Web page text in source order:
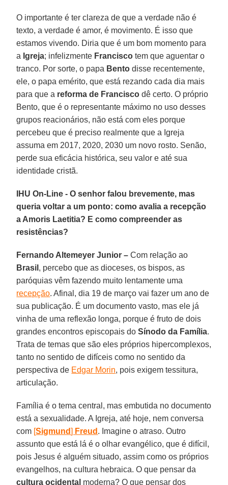
O importante é ter clareza de que a verdade não é
texto, a verdade é amor, é movimento. É isso que
estamos vivendo. Diria que é um bom momento para
a Igreja; infelizmente Francisco tem que aguentar o
tranco. Por sorte, o papa Bento disse recentemente,
ele, o papa emérito, que está rezando cada dia mais
para que a reforma de Francisco dê certo. O próprio
Bento, que é o representante máximo no uso desses
grupos reacionários, não está com eles porque
percebeu que é preciso realmente que a Igreja
assuma em 2017, 2020, 2030 um novo rosto. Senão,
perde sua eficácia histórica, seu valor e até sua
identidade cristã.
IHU On-Line - O senhor falou brevemente, mas
queria voltar a um ponto: como avalia a recepção
a Amoris Laetitia? E como compreender as
resistências?
Fernando Altemeyer Junior – Com relação ao
Brasil , percebo que as dioceses, os bispos, as
paróquias vêm fazendo muito lentamente uma
recepção. Afinal, dia 19 de março vai fazer um ano de
sua publicação. É um documento vasto, mas ele já
vinha de uma reflexão longa, porque é fruto de dois
grandes encontros episcopais do Sínodo da Família.
Trata de temas que são eles próprios hipercomplexos,
tanto no sentido de difíceis como no sentido da
perspectiva de Edgar Morin, pois exigem tessitura,
articulação.
Família é o tema central, mas embutida no documento
está a sexualidade. A Igreja, até hoje, nem conversa
com [Sigmund] Freud . Imagine o atraso. Outro
assunto que está lá é o olhar evangélico, que é difícil,
pois Jesus é alguém situado, assim como os próprios
evangelhos, na cultura hebraica. O que pensar da
cultura ocidental moderna? O que pensar dos